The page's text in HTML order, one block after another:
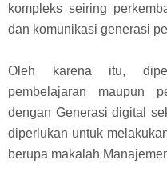
kompleks seiring
dan komunikasi generasi
Oleh karena itu,
pembelajaran maupun
dengan Generasi digital
diperlukan untuk
berupa makalah